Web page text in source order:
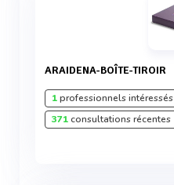
ARAIDENA-BOÎTE-TIROIR
1professionnels intéressés
371consultations récentes